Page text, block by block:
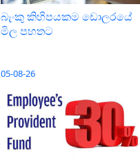
බැංකු කිහිපයකම ඩොලරයේ
මිල පහතට
05-08-26